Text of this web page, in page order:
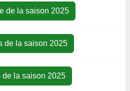
de la saison 2025
de la saison 2025
de la saison 2025